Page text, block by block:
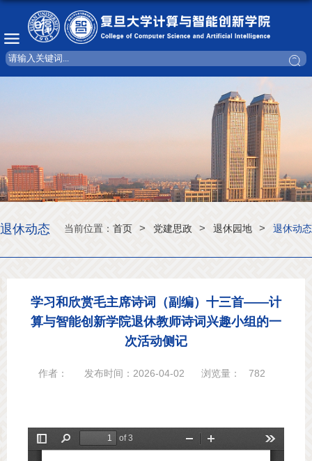
当前位置： 首页 > 党建思政 > 退休园地 > 退休动态
退休动态
学习和欣赏毛主席诗词（副编）十三首——计
算与智能创新学院退休教师诗词兴趣小组的一
次活动侧记
作者： 发布时间：2026-04-02 浏览量： 782